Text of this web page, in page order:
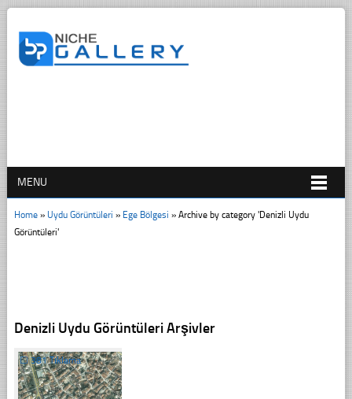
MENU
Home» Uydu Görüntüleri » Ege Bölgesi » Archive by category 'Denizli Uydu
Görüntüleri'
Denizli Uydu Görüntüleri Arşivler
☐381 Tıklama